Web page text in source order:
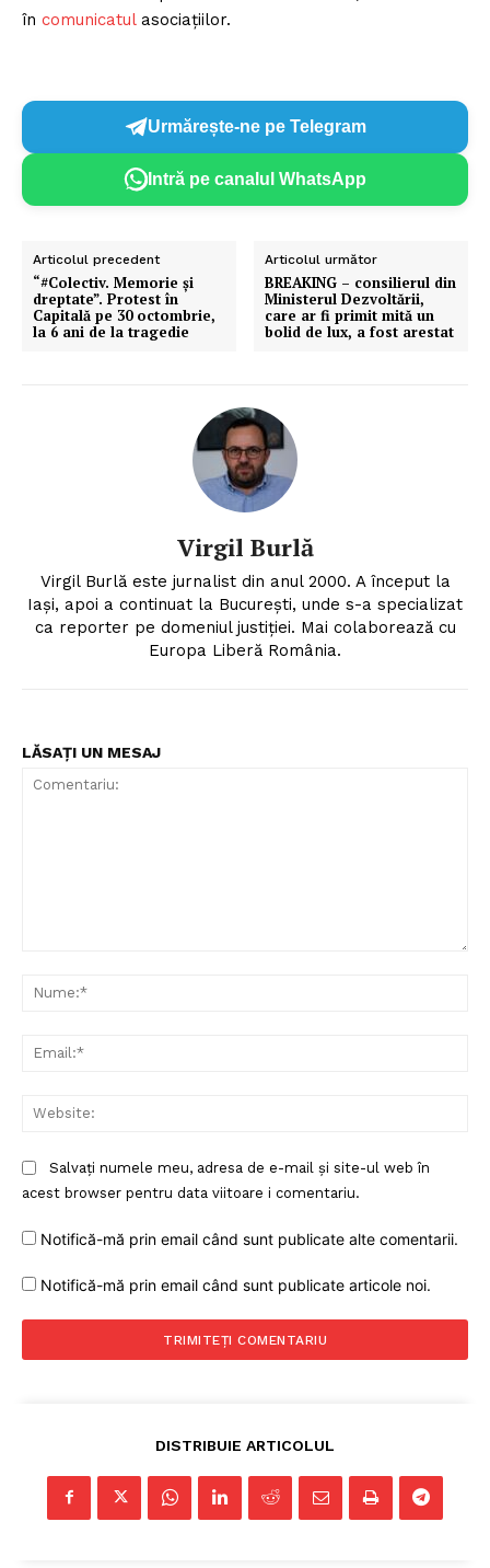
în comunicatulasociațiilor.
Urmărește-ne pe Telegram
Intră pe canalul WhatsApp
Articolul precedent
“#Colectiv. Memorie şi
dreptate”. Protest în
Capitală pe 30 octombrie,
la 6 ani de la tragedie
Articolul următor
BREAKING – consilierul din
Ministerul Dezvoltării,
care ar fi primit mită un
bolid de lux, a fost arestat
Virgil Burlă
Virgil Burlă este jurnalist din anul 2000. A început la
Iași, apoi a continuat la București, unde s-a specializat
ca reporter pe domeniul justiției. Mai colaborează cu
Europa Liberă România.
LĂSAȚI UN MESAJ
Salvați numele meu, adresa de e-mail și site-ul web în
acest browser pentru data viitoare i comentariu.
Notifică-mă prin email când sunt publicate alte comentarii.
Notifică-mă prin email când sunt publicate articole noi.
DISTRIBUIE ARTICOLUL